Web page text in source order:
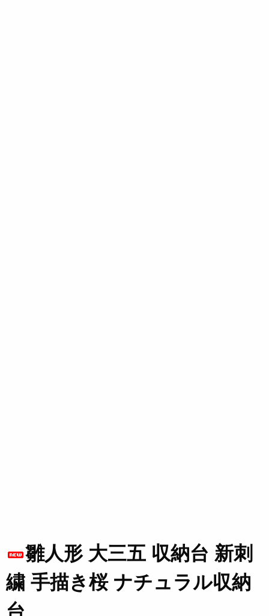
雛人形 大三五 収納台 新刺
繍 手描き桜 ナチュラル収納
台